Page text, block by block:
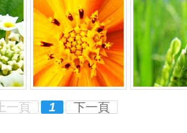
上一頁 1 下一頁